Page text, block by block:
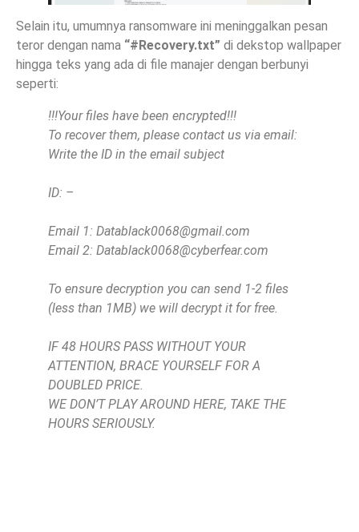
Selain itu, umumnya ransomware ini meninggalkan pesan
teror dengan nama “#Recovery.txt” di dekstop wallpaper
hingga teks yang ada di file manajer dengan berbunyi
seperti:
!!!Your files have been encrypted!!!
To recover them, please contact us via email:
Write the ID in the email subject
ID: –
Email 1: Datablack0068@gmail.com
Email 2: Datablack0068@cyberfear.com
To ensure decryption you can send 1-2 files
(less than 1MB) we will decrypt it for free.
IF 48 HOURS PASS WITHOUT YOUR
ATTENTION, BRACE YOURSELF FOR A
DOUBLED PRICE.
WE DON’T PLAY AROUND HERE, TAKE THE
HOURS SERIOUSLY.